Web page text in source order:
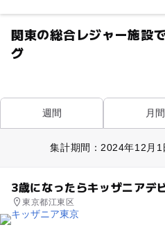
関東の総合レジャー施設
グ
週間 月間
集計期間：2024年12月
3歳になったらキッザニアデ
東京都江東区